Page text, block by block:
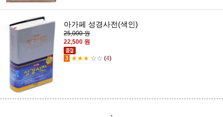
아가페 성경사전(색인)
25,000 원
22,500 원
3 ★★★ ☆☆ (4)